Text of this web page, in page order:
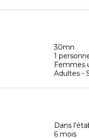
30mn
1
Femmes
Adultes -
Dans
6 mois